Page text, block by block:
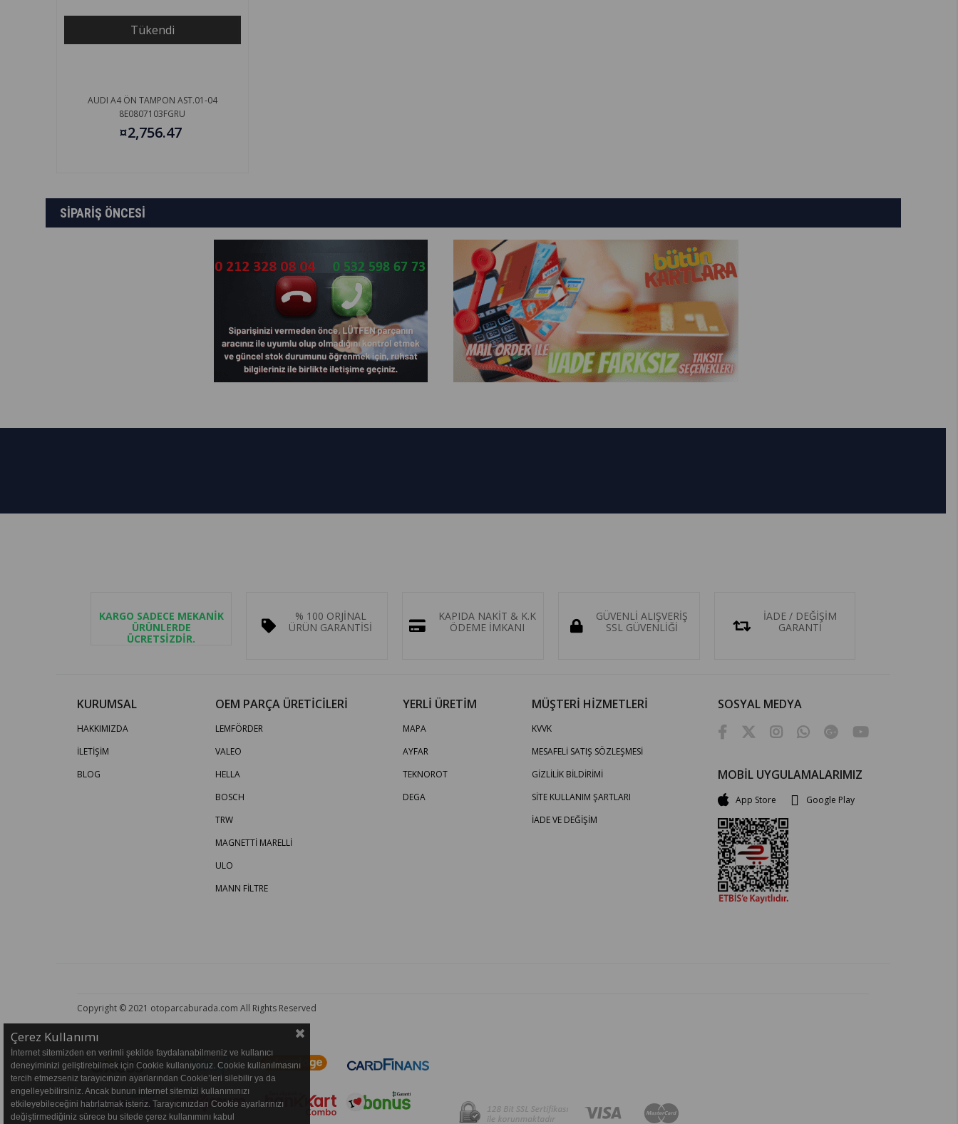
Tükendi
AUDI A4 ÖN TAMPON AST.01-04
8E0807103FGRU
¤2,756.47
SİPARİŞ ÖNCESİ
KARGO SADECE MEKANİK
ÜRÜNLERDE
ÜCRETSİZDİR.
% 100 ORJİNAL
ÜRÜN GARANTİSİ
KAPIDA NAKİT & K.K
ÖDEME İMKANI
GÜVENLİ ALIŞVERİŞ
SSL GÜVENLİĞİ
İADE / DEĞİŞİM
GARANTİ
KURUMSAL
HAKKIMIZDA
İLETİŞİM
BLOG
OEM PARÇA ÜRETİCİLERİ
LEMFÖRDER
VALEO
HELLA
BOSCH
TRW
MAGNETTİ MARELLİ
ULO
MANN FİLTRE
YERLİ ÜRETİM
MAPA
AYFAR
TEKNOROT
DEGA
MÜŞTERİ HİZMETLERİ
KVVK
MESAFELİ SATIŞ SÖZLEŞMESİ
GİZLİLİK BİLDİRİMİ
SİTE KULLANIM ŞARTLARI
İADE VE DEĞİŞİM
SOSYAL MEDYA
MOBİL UYGULAMALARIMIZ
App Store Google Play
Copyright © 2021 otoparcaburada.com All Rights Reserved
Çerez Kullanımı
İnternet sitemizden en verimli şekilde faydalanabilmeniz ve kullanıcı
deneyiminizi geliştirebilmek için Cookie kullanıyoruz. Cookie kullanılmasını
tercih etmezseniz tarayıcınızın ayarlarından Cookie’leri silebilir ya da
engelleyebilirsiniz. Ancak bunun internet sitemizi kullanımınızı
etkileyebileceğini hatırlatmak isteriz. Tarayıcınızdan Cookie ayarlarınızı
değiştirmediğiniz sürece bu sitede çerez kullanımını kabul